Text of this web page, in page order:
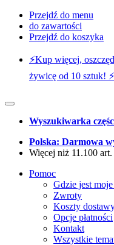
Przejdź do menu
do zawartości
Przejdź do koszyka
⚡️Kup więcej,
żywicę od 10 sztuk! ⚡️
Wyszukiwarka
Polska: Darmowa
Więcej niż 11.100 art.
Pomoc
Gdzie jest
Zwroty
Koszty
Opcje płatności
Kontakt
Wszystkie